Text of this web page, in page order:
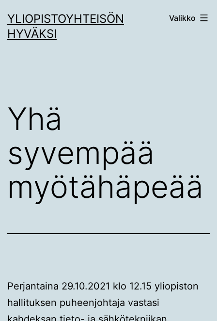
sisältöön
YLIOPISTOYHTEISÖN
HYVÄKSI
Valikko
Yhä
syvempää
myötähäpeää
Perjantaina 29.10.2021 klo 12.15 yliopiston
hallituksen puheenjohtaja vastasi